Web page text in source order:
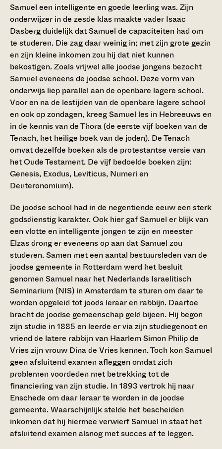
Samuel een intelligente en goede leerling was. Zijn
onderwijzer in de zesde klas maakte vader Isaac
Dasberg duidelijk dat Samuel de capaciteiten had om
te studeren. Die zag daar weinig in; met zijn grote gezin
en zijn kleine inkomen zou hij dat niet kunnen
bekostigen. Zoals vrijwel alle joodse jongens bezocht
Samuel eveneens de joodse school. Deze vorm van
onderwijs liep parallel aan de openbare lagere school.
Voor en na de lestijden van de openbare lagere school
en ook op zondagen, kreeg Samuel les in Hebreeuws en
in de kennis van de Thora (de eerste vijf boeken van de
Tenach, het heilige boek van de joden). De Tenach
omvat dezelfde boeken als de protestantse versie van
het Oude Testament. De vijf bedoelde boeken zijn:
Genesis, Exodus, Leviticus, Numeri en
Deuteronomium).
De joodse school had in de negentiende eeuw een sterk
godsdienstig karakter. Ook hier gaf Samuel er blijk van
een vlotte en intelligente jongen te zijn en meester
Elzas drong er eveneens op aan dat Samuel zou
studeren. Samen met een aantal bestuursleden van de
joodse gemeente in Rotterdam werd het besluit
genomen Samuel naar het Nederlands Israelitisch
Seminarium (NIS) in Amsterdam te sturen om daar te
worden opgeleid tot joods leraar en rabbijn. Daartoe
bracht de joodse gemeenschap geld bijeen. Hij begon
zijn studie in 1885 en leerde er via zijn studiegenoot en
vriend de latere rabbijn van Haarlem Simon Philip de
Vries zijn vrouw Dina de Vries kennen. Toch kon Samuel
geen afsluitend examen afleggen omdat zich
problemen voordeden met betrekking tot de
financiering van zijn studie. In 1893 vertrok hij naar
Enschede om daar leraar te worden in de joodse
gemeente. Waarschijnlijk stelde het bescheiden
inkomen dat hij hiermee verwierf Samuel in staat het
afsluitend examen alsnog met succes af te leggen.